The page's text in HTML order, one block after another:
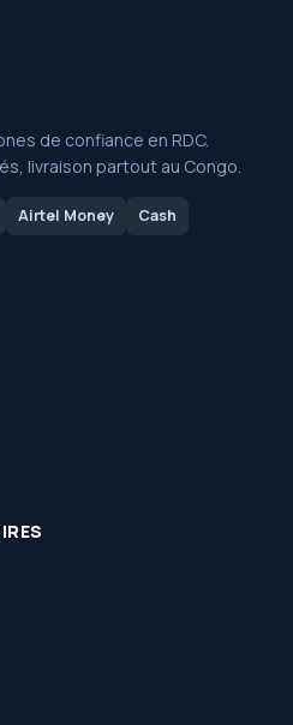
de confiance en RDC.
livraison partout au Congo.
Airtel Money Cash